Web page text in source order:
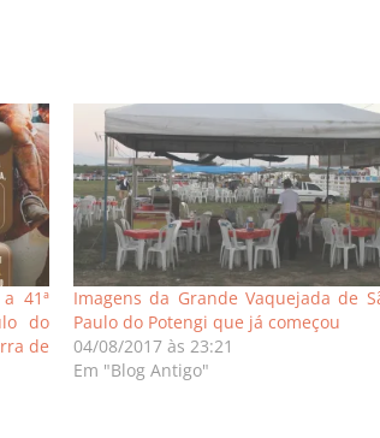
41ª
do
de
Imagens da Grande Vaquejada de
Paulo do Potengi que já começou
04/08/2017 às 23:21
Em "Blog Antigo"